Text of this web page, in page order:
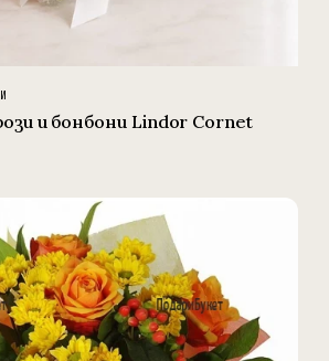
и бонбони Lindor Cornet